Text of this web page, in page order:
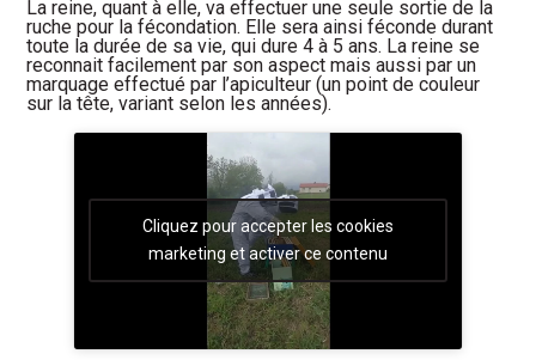
La reine, quant à elle, va effectuer une seule sortie de la
ruche pour la fécondation. Elle sera ainsi féconde durant
toute la durée de sa vie, qui dure 4 à 5 ans. La reine se
reconnait facilement par son aspect mais aussi par un
marquage effectué par l’apiculteur (un point de couleur
sur la tête, variant selon les années).
Cliquez pour accepter les cookies
marketing et activer ce contenu